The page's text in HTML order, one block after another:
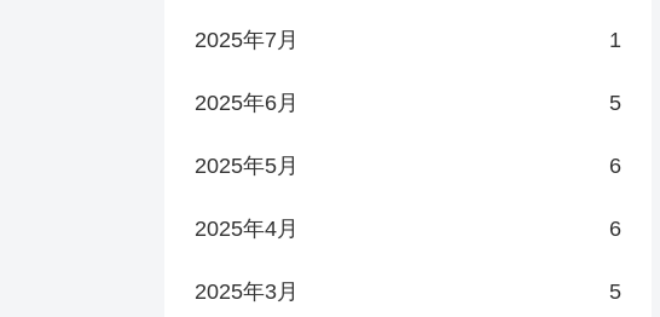
2025年7月 1
2025年6月 5
2025年5月 6
2025年4月 6
2025年3月 5